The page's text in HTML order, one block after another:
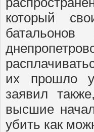
который
их прошло
заявил
высшие
убить как